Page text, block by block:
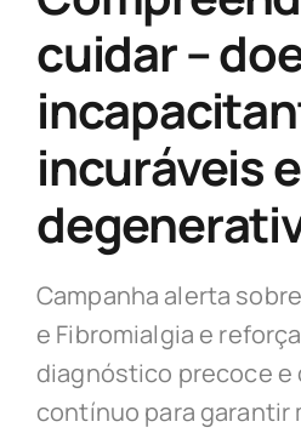
cuidar –
incuráveis e
Campanha alerta
e Fibromialgia e
diagnóstico precoce e
contínuo para garantir